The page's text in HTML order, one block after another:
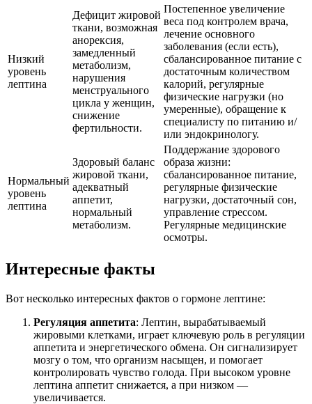
Низкий
уровень
лептина
Дефицит жировой
ткани, возможная
анорексия,
замедленный
метаболизм,
нарушения
менструального
цикла у женщин,
снижение
фертильности.
Постепенное увеличение
веса под контролем врача,
лечение основного
заболевания (если есть),
сбалансированное питание с
достаточным количеством
калорий, регулярные
физические нагрузки (но
умеренные), обращение к
специалисту по питанию и/
или эндокринологу.
Нормальный
уровень
лептина
Здоровый баланс
жировой ткани,
адекватный
аппетит,
нормальный
метаболизм.
Поддержание здорового
образа жизни:
сбалансированное питание,
регулярные физические
нагрузки, достаточный сон,
управление стрессом.
Регулярные медицинские
осмотры.
Интересные факты
Вот несколько интересных фактов о гормоне лептине:
Регуляция аппетита: Лептин, вырабатываемый
жировыми клетками, играет ключевую роль в регуляции
аппетита и энергетического обмена. Он сигнализирует
мозгу о том, что организм насыщен, и помогает
контролировать чувство голода. При высоком уровне
лептина аппетит снижается, а при низком —
увеличивается.